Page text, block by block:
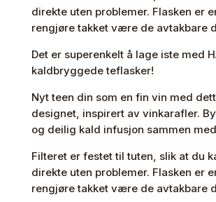
direkte uten problemer. Flasken er
rengjøre takket være de avtakbare
Det er superenkelt å lage iste med
kaldbryggede teflasker!
Nyt teen din som en fin vin med
designet, inspirert av vinkarafler.
og deilig kald infusjon sammen
Filteret er festet til tuten, slik at du
direkte uten problemer. Flasken er
rengjøre takket være de avtakbare